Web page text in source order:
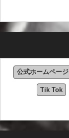
公式ホームページ
Tik Tok